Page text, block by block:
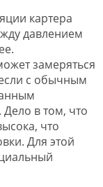
картера
давлением
замеряться
с обычным
в том, что
что
Для этой